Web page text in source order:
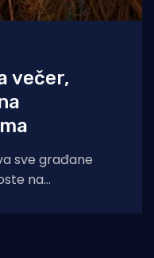
večer,
sve građane
na